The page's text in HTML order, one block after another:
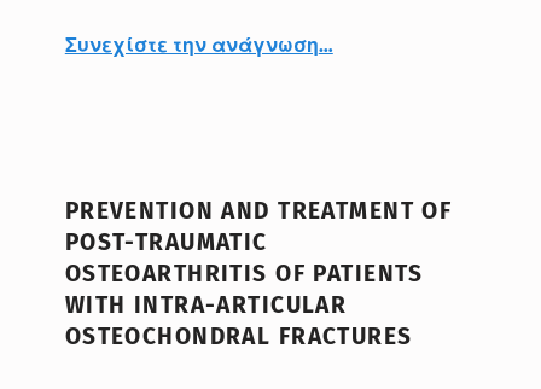
Συνεχίστε την ανάγνωση…
PREVENTION AND TREATMENT OF
POST-TRAUMATIC
OSTEOARTHRITIS OF PATIENTS
WITH INTRA-ARTICULAR
OSTEOCHONDRAL FRACTURES